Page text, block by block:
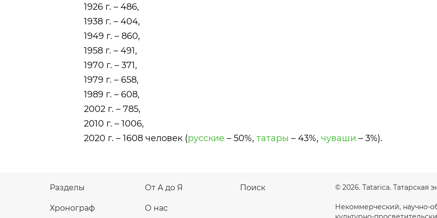
1926 г. – 486,
1938 г. – 404,
1949 г. – 860,
1958 г. – 491,
1970 г. – 371,
1979 г. – 658,
1989 г. – 608,
2002 г. – 785,
2010 г. – 1006,
2020 г. – 1608 человек (русские – 50%, татары – 43%, чуваши – 3%).
Разделы
Хронограф
От А до Я
О нас
Поиск © 2026. Tatarica. Татарская
Некоммерческий, научно-